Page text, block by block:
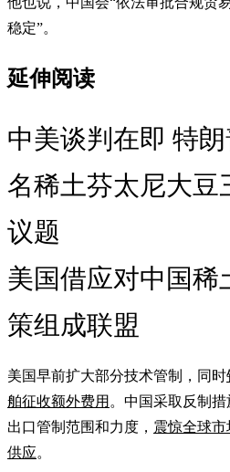
稳定”。
延伸阅读
中美谈判在即 特朗
名稀土芬太尼大豆
议题
美国借应对中国稀
策组成联盟
美国早前扩大部分技术管制，同时
舶征收额外费用 。中国采取反制
出口管制范围和力度， 震惊全球
供应。